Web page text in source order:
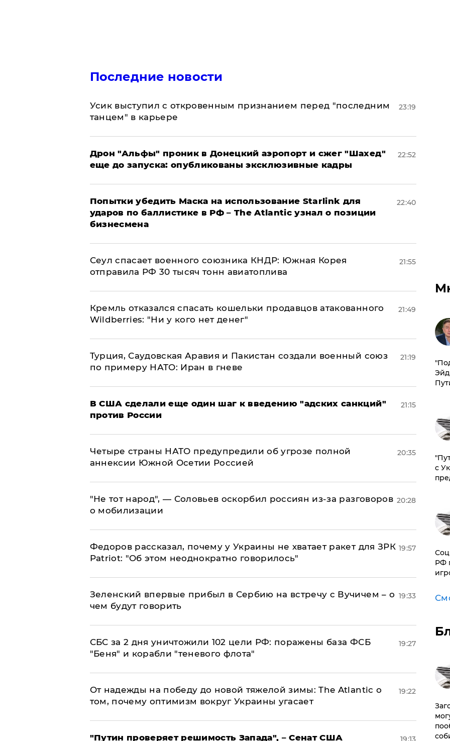
Последние новости
Усик выступил с откровенным признанием перед "последним
танцем" в карьере
23:19
Дрон "Альфы" проник в Донецкий аэропорт и сжег "Шахед"
еще до запуска: опубликованы эксклюзивные кадры
22:52
Попытки убедить Маска на использование Starlink для
ударов по баллистике в РФ – The Atlantic узнал о позиции
бизнесмена
22:40
​Сеул спасает военного союзника КНДР: Южная Корея
отправила РФ 30 тысяч тонн авиатоплива
21:55
Кремль отказался спасать кошельки продавцов атакованного
Wildberries: "Ни у кого нет денег"
21:49
Турция, Саудовская Аравия и Пакистан создали военный союз
по примеру НАТО: Иран в гневе
21:19
В США сделали еще один шаг к введению "адских санкций"
против России
21:15
Четыре страны НАТО предупредили об угрозе полной
аннексии Южной Осетии Россией
20:35
​"Не тот народ", — Соловьев оскорбил россиян из-за разговоров
о мобилизации
20:28
Федоров рассказал, почему у Украины не хватает ракет для ЗРК
Patriot: "Об этом неоднократно говорилось"
19:57
Зеленский впервые прибыл в Сербию на встречу с Вучичем – о
чем будут говорить
19:33
СБС за 2 дня уничтожили 102 цели РФ: поражены база ФСБ
"Беня" и корабли "теневого флота"
19:27
От надежды на победу до новой тяжелой зимы: The Atlantic о
том, почему оптимизм вокруг Украины угасает
19:22
"Путин проверяет решимость Запада", – Сенат США 19:13
с
РФ